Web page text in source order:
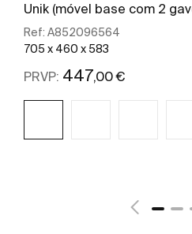
Unik (móvel base com 2
Ref: A852096564
705 x 460 x 583
PRVP: 447 ,00 €